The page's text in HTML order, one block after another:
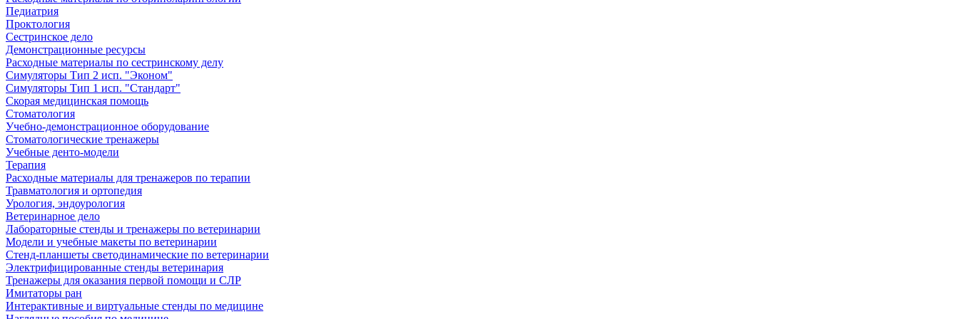
Педиатрия
Проктология
Сестринское дело
Демонстрационные ресурсы
Расходные материалы по сестринскому делу
Симуляторы Тип 2 исп. "Эконом"
Симуляторы Тип 1 исп. "Стандарт"
Скорая медицинская помощь
Стоматология
Учебно-демонстрационное оборудование
Стоматологические тренажеры
Учебные денто-модели
Терапия
Расходные материалы для тренажеров по терапии
Травматология и ортопедия
Урология, эндоурология
Ветеринарное дело
Лабораторные стенды и тренажеры по ветеринарии
Модели и учебные макеты по ветеринарии
Стенд-планшеты светодинамические по ветеринарии
Электрифицированные стенды ветеринария
Тренажеры для оказания первой помощи и СЛР
Имитаторы ран
Интерактивные и виртуальные стенды по медицине